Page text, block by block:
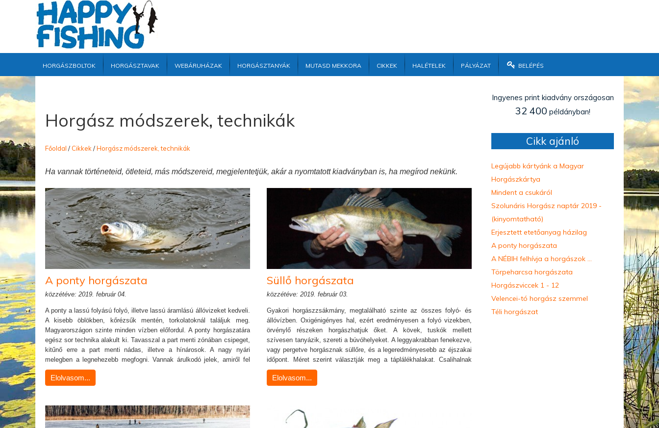
Horgászboltok Horgásztavak Webáruházak Horgásztanyák Mutasd mekkora Cikkek Halételek Pályázat Belépés
Horgász módszerek, technikák
Főoldal / Cikkek /Horgász módszerek, technikák
Ha vannak történeteid, ötleteid, más módszereid, megjelentetjük, akár a nyomtatott kiadványban is, ha megírod nekünk.
A ponty horgászata
közzétéve: 2019. február 04.
A ponty a lassú folyású folyó, illetve lassú áramlású állóvizeket kedveli.
A kisebb öblökben, kőrézsűk mentén, torkolatoknál találjuk meg.
Magyarországon szinte minden vízben előfordul. A ponty horgászatára
egész sor technika alakult ki. Tavasszal a part menti zónában csipeget,
kitűnő erre a part menti nádas, illetve a hínárosok. A nagy nyári
melegben a legnehezebb megfogni. Vannak árulkodó jelek, amiről fel
lehet ismerni, hogy pontyok tartózkodnak a horgászhelyünkön. Egyik a
ponty vízből való kiugrása.
Elolvasom...
Süllő horgászata
közzétéve: 2019. február 03.
Gyakori horgászzsákmány, megtalálható szinte az összes folyó- és
állóvízben. Oxigénigényes hal, ezért eredményesen a folyó vizekben,
örvénylő részeken horgászhatjuk őket. A kövek, tuskók mellett
szívesen tanyázik, szereti a búvóhelyeket. A leggyakrabban fenekezve,
vagy pergetve horgásznak süllőre, és a legeredményesebb az éjszakai
időpont. Méret szerint választják meg a táplálékhalakat. Csalihalnak
leggyakrabban keszeget használnak élőhalként, vagy halszeletnek.
Elolvasom...
Ingyenes print kiadvány országosan
32 400 példányban!
Cikk ajánló
Legújabb kártyánk a Magyar
Horgászkártya
Mindent a csukáról
Szolunáris Horgász naptár 2019 -
(kinyomtatható)
Erjesztett etetőanyag házilag
A ponty horgászata
A NÉBIH felhívja a horgászok ...
Törpeharcsa horgászata
Horgászviccek 1 - 12
Velencei-tó horgász szemmel
Téli horgászat